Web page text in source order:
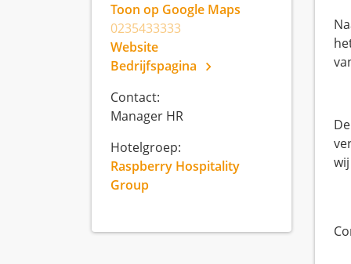
Toon op Google Maps
0235433333
Website
Bedrijfspagina
Contact:
Manager HR
Hotelgroep:
Raspberry Hospitality
Group